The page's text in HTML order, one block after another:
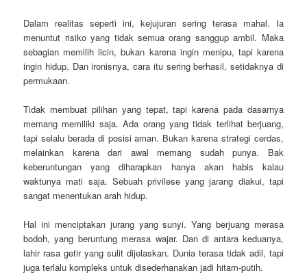
Dalam realitas seperti ini, kejujuran sering terasa mahal. Ia
menuntut risiko yang tidak semua orang sanggup ambil. Maka
sebagian memilih licin, bukan karena ingin menipu, tapi karena
ingin hidup. Dan ironisnya, cara itu sering berhasil, setidaknya di
permukaan.
Tidak membuat pilihan yang tepat, tapi karena pada dasarnya
memang memiliki saja. Ada orang yang tidak terlihat berjuang,
tapi selalu berada di posisi aman. Bukan karena strategi cerdas,
melainkan karena dari awal memang sudah punya. Bak
keberuntungan yang diharapkan hanya akan habis kalau
waktunya mati saja. Sebuah privilese yang jarang diakui, tapi
sangat menentukan arah hidup.
Hal ini menciptakan jurang yang sunyi. Yang berjuang merasa
bodoh, yang beruntung merasa wajar. Dan di antara keduanya,
lahir rasa getir yang sulit dijelaskan. Dunia terasa tidak adil, tapi
juga terlalu kompleks untuk disederhanakan jadi hitam-putih.